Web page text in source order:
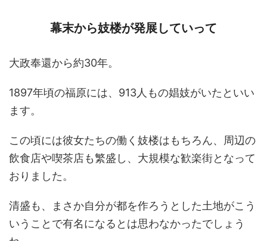
幕末から妓楼が発展していって
大政奉還から約30年。
1897年頃の福原には、913人もの娼妓がいたといい
ます。
この頃には彼女たちの働く妓楼はもちろん、周辺の
飲食店や喫茶店も繁盛し、大規模な歓楽街となって
おりました。
清盛も、まさか自分が都を作ろうとした土地がこう
いうことで有名になるとは思わなかったでしょう